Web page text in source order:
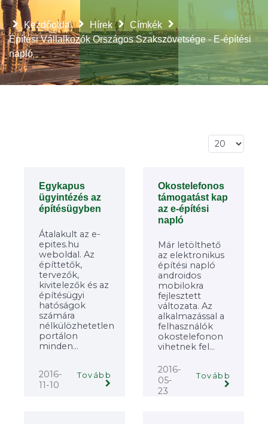
Kezdőoldal Hírek
Címkék
Építési Vállalkozók Országos Szakszövetsége - E-építési
napló
Tételek #
Egykapus
ügyintézés az
építésügyben
Átalakult az e-
epites.hu
weboldal. Az
építtetők,
tervezők,
kivitelezők és az
építésügyi
hatóságok
számára
nélkülözhetetlen
portálon
minden...
2016-
11-10
Tovább
Okostelefonos
támogatást kap
az e-építési
napló
Már letölthető
az elektronikus
építési napló
androidos
mobilokra
fejlesztett
változata. Az
alkalmazással a
felhasználók
okostelefonon
vihetnek fel...
2016-
05-
23
Tovább